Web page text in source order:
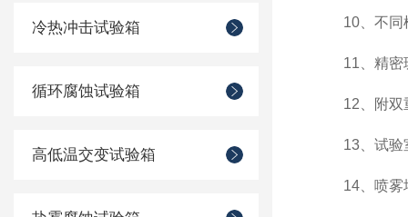
冷热冲击试验箱
循环腐蚀试验箱
高低温交变试验箱
10、不同模
11、精密玻
12、附双重
13、试验室
14、喷雾塔